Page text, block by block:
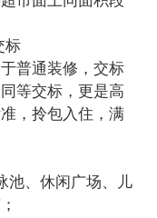
标
普通装修，交标
等交标，更是高
，拎包入住，满
池、休闲广场、儿